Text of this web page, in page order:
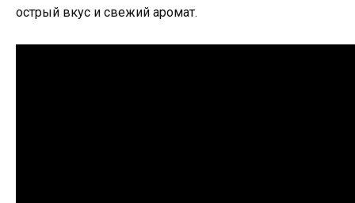
острый вкус и свежий аромат.